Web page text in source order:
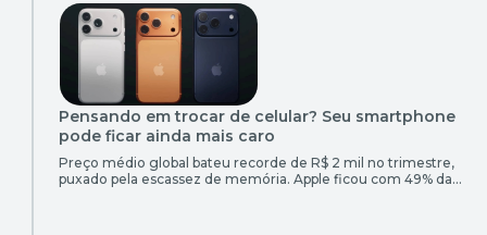
Pensando em trocar de celular? Seu smartphone
pode ficar ainda mais caro
Preço médio global bateu recorde de R$ 2 mil no trimestre,
puxado pela escassez de memória. Apple ficou com 49% da